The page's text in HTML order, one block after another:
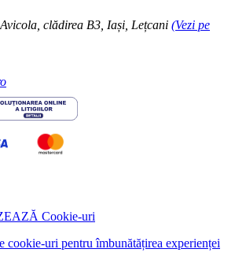
clădirea B3, Iași, Lețcani (Vezi pe
Cookie-uri
cookie-uri pentru îmbunătățirea experienței